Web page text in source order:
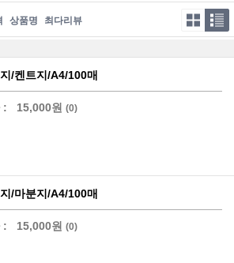
상품명 최다리뷰
/켄트지/A4/100매
: 15,000원 (0)
/마분지/A4/100매
: 15,000원 (0)